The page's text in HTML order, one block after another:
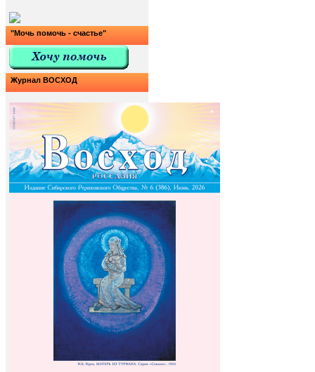
"Мочь помочь - счастье"
Журнал ВОСХОД